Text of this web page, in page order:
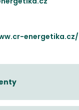
energetika.cz/